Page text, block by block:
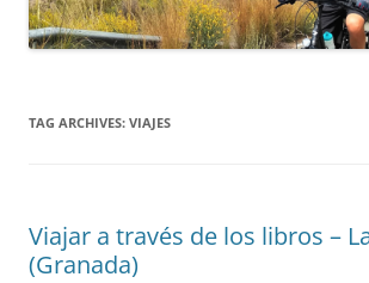
TAG ARCHIVES: VIAJES
Viajar a través de los libros –
(Granada)